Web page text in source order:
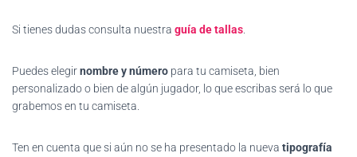
Si tienes dudas consulta nuestra guía de tallas
Puedes elegirnombre y número para tu camiseta, bien
personalizado o bien de algún jugador, lo que escribas será lo que
grabemos en tu camiseta.
Ten en cuenta que si aún no se ha presentado la nueva tipografía